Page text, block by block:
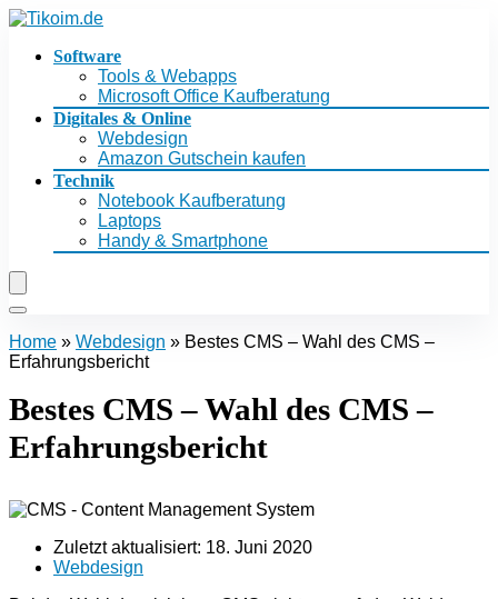
Software
Tools & Webapps
Microsoft Office Kaufberatung
Digitales & Online
Webdesign
Amazon Gutschein kaufen
Technik
Notebook Kaufberatung
Laptops
Handy & Smartphone
Home » Webdesign » Bestes CMS – Wahl des CMS –
Erfahrungsbericht
Bestes CMS – Wahl des CMS –
Erfahrungsbericht
Zuletzt aktualisiert: 18. Juni 2020
Webdesign